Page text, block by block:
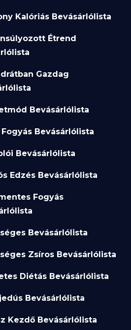
Kalóriás Bevásárlólista
Étrend
Gazdag
Bevásárlólista
Fogyás Bevásárlólista
Bevásárlólista
Edzés Bevásárlólista
Fogyás
Bevásárlólista
Zsíros Bevásárlólista
Diétás Bevásárlólista
Bevásárlólista
Kezdő Bevásárlólista